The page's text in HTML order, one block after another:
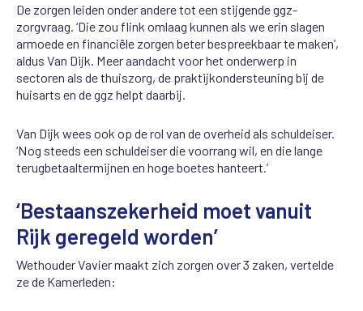
De zorgen leiden onder andere tot een stijgende ggz-
zorgvraag. ‘Die zou flink omlaag kunnen als we erin slagen
armoede en financiële zorgen beter bespreekbaar te maken’,
aldus Van Dijk. Meer aandacht voor het onderwerp in
sectoren als de thuiszorg, de praktijkondersteuning bij de
huisarts en de ggz helpt daarbij.
Van Dijk wees ook op de rol van de overheid als schuldeiser.
‘Nog steeds een schuldeiser die voorrang wil, en die lange
terugbetaaltermijnen en hoge boetes hanteert.’
‘Bestaanszekerheid moet vanuit
Rijk geregeld worden’
Wethouder Vavier maakt zich zorgen over 3 zaken, vertelde
ze de Kamerleden: